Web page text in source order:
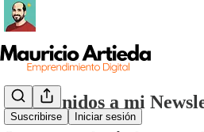
Suscribirse Iniciar sesión
Bienvenidos a mi